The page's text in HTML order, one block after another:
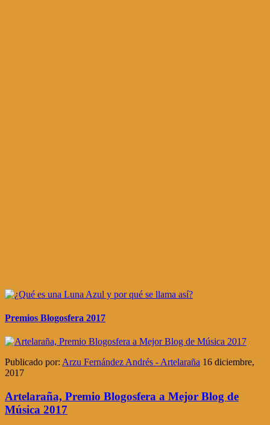
Premios Blogosfera 2017
Publicado por: Arzu Fernández Andrés - Artelaraña 16 diciembre,
2017
Artelaraña, Premio Blogosfera a Mejor Blog de
Música 2017